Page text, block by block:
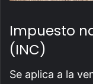
Impuesto
(INC)
Se aplica a la